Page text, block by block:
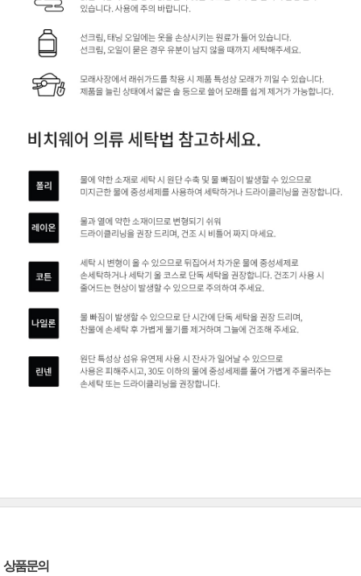
상품문의